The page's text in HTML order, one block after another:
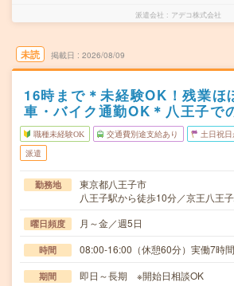
派遣会社 アデコ株式会社
未読 掲載日 2026/08/09
16時まで＊未経験OK！残業
車・バイク通勤OK＊八王子で
職種未経験OK 交通費別途支給あり 土日祝
派遣
勤務地
東京都八王子市
八王子駅から徒歩10分／京王八王
曜日頻度 月～金／週5日
時間 08:00-16:00（休憩60分）実働7時
期間 即日～長期 ※開始日相談OK